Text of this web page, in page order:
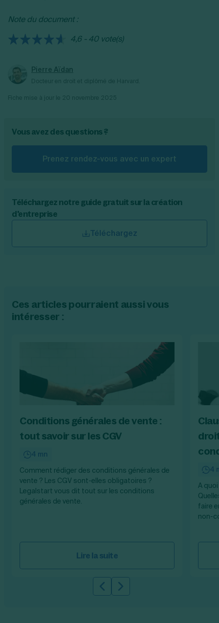
garantir la validité et la continuité des
Note du document :
4,6 - 40 vote(s)
Pierre Aïdan
Vous avez des questions ?
Prenez rendez-vous avec un expert
Téléchargez notre guide gratuit sur la création
d'entreprise
Téléchargez
Ces articles pourraient aussi vous
intéresser :
Conditions générales de vente :
tout savoir sur les CGV
4 mn
Comment rédiger des conditions générales de
vente ? Les CGV sont-elles obligatoires ?
Legalstart vous dit tout sur les conditions
générales de vente.
Lire la suite
4
A
faire
non-
Slide précédente
Slide suivante